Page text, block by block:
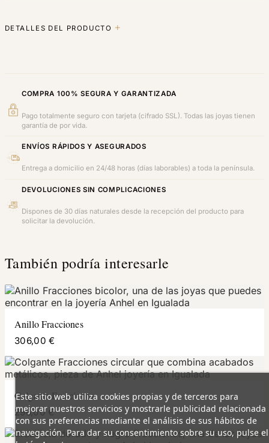
DETALLES DEL PRODUCTO
COMPRA 100% SEGURA Y GARANTIZADA
Pago totalmente seguro con tarjeta (cifrado SSL). Todas las joyas tienen
garantía de por vida.
ENVÍOS RÁPIDOS Y ASEGURADOS
Entrega a domicilio en 24/48 horas (días laborables) a toda la península.
DEVOLUCIONES SIN COMPLICACIONES
Dispones de 30 días naturales desde la recepción del producto para
solicitar la devolución.
También podría interesarle
Anillo Fracciones
306,00 €
Colgante Fracciones
296,00 €
Este sitio web utiliza cookies propias y de terceros para
mejorar nuestros servicios y mostrarle publicidad relacionada
con sus preferencias mediante el análisis de sus hábitos de
navegación. Para dar su consentimiento sobre su uso, pulse el